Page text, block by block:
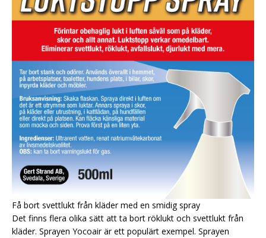
Få bort svettlukt från kläder med en smidig spray
Det finns flera olika sätt att ta bort röklukt och svettlukt från
kläder. Sprayen Yocoair är ett populärt exempel. Sprayen